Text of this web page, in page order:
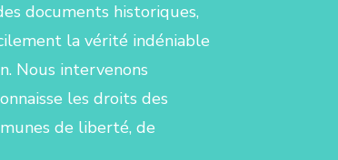
documents historiques,
la vérité indéniable
Nous intervenons
les droits des
de liberté, de